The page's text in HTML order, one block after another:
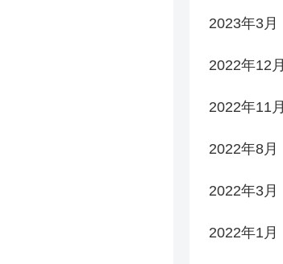
2023年3月
2022年12月
2022年11月
2022年8月
2022年3月
2022年1月